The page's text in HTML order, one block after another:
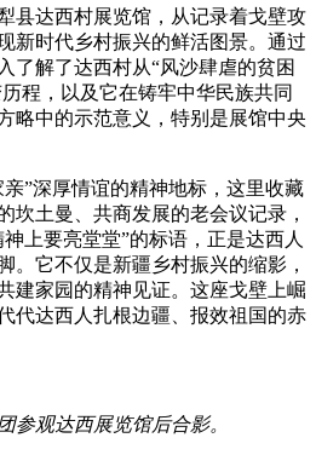
县达西村展览馆，从记录着戈壁攻
新时代乡村振兴的鲜活图景。通过
了解了达西村从“风沙肆虐的贫困
程，以及它在铸牢中华民族共同
略中的示范意义，特别是展馆中央
”深厚情谊的精神地标，这里收藏
坎土曼、共商发展的老会议记录，
上要亮堂堂”的标语，正是达西人
。它不仅是新疆乡村振兴的缩影，
建家园的精神见证。这座戈壁上崛
代达西人扎根边疆、报效祖国的赤
参观达西展览馆后合影。